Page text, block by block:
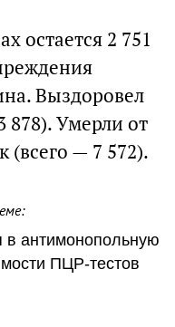
остается 2 751
Выздоровел
878). Умерли от
(всего — 7 572).
в антимонопольную
ПЦР-тестов